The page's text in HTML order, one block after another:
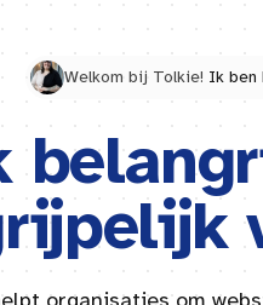
Welkom bij Tolkie! Ik ben